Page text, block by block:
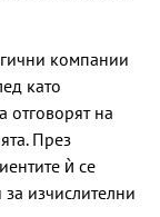
компании
като
отговорят на
През
ѝ се
изчислителни